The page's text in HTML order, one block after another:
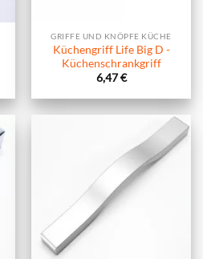
GRIFFE UND KNÖPFE KÜCHE
Küchengriff Life Big D -
Küchenschrankgriff
6,47€